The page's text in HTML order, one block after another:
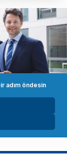
adım öndesin